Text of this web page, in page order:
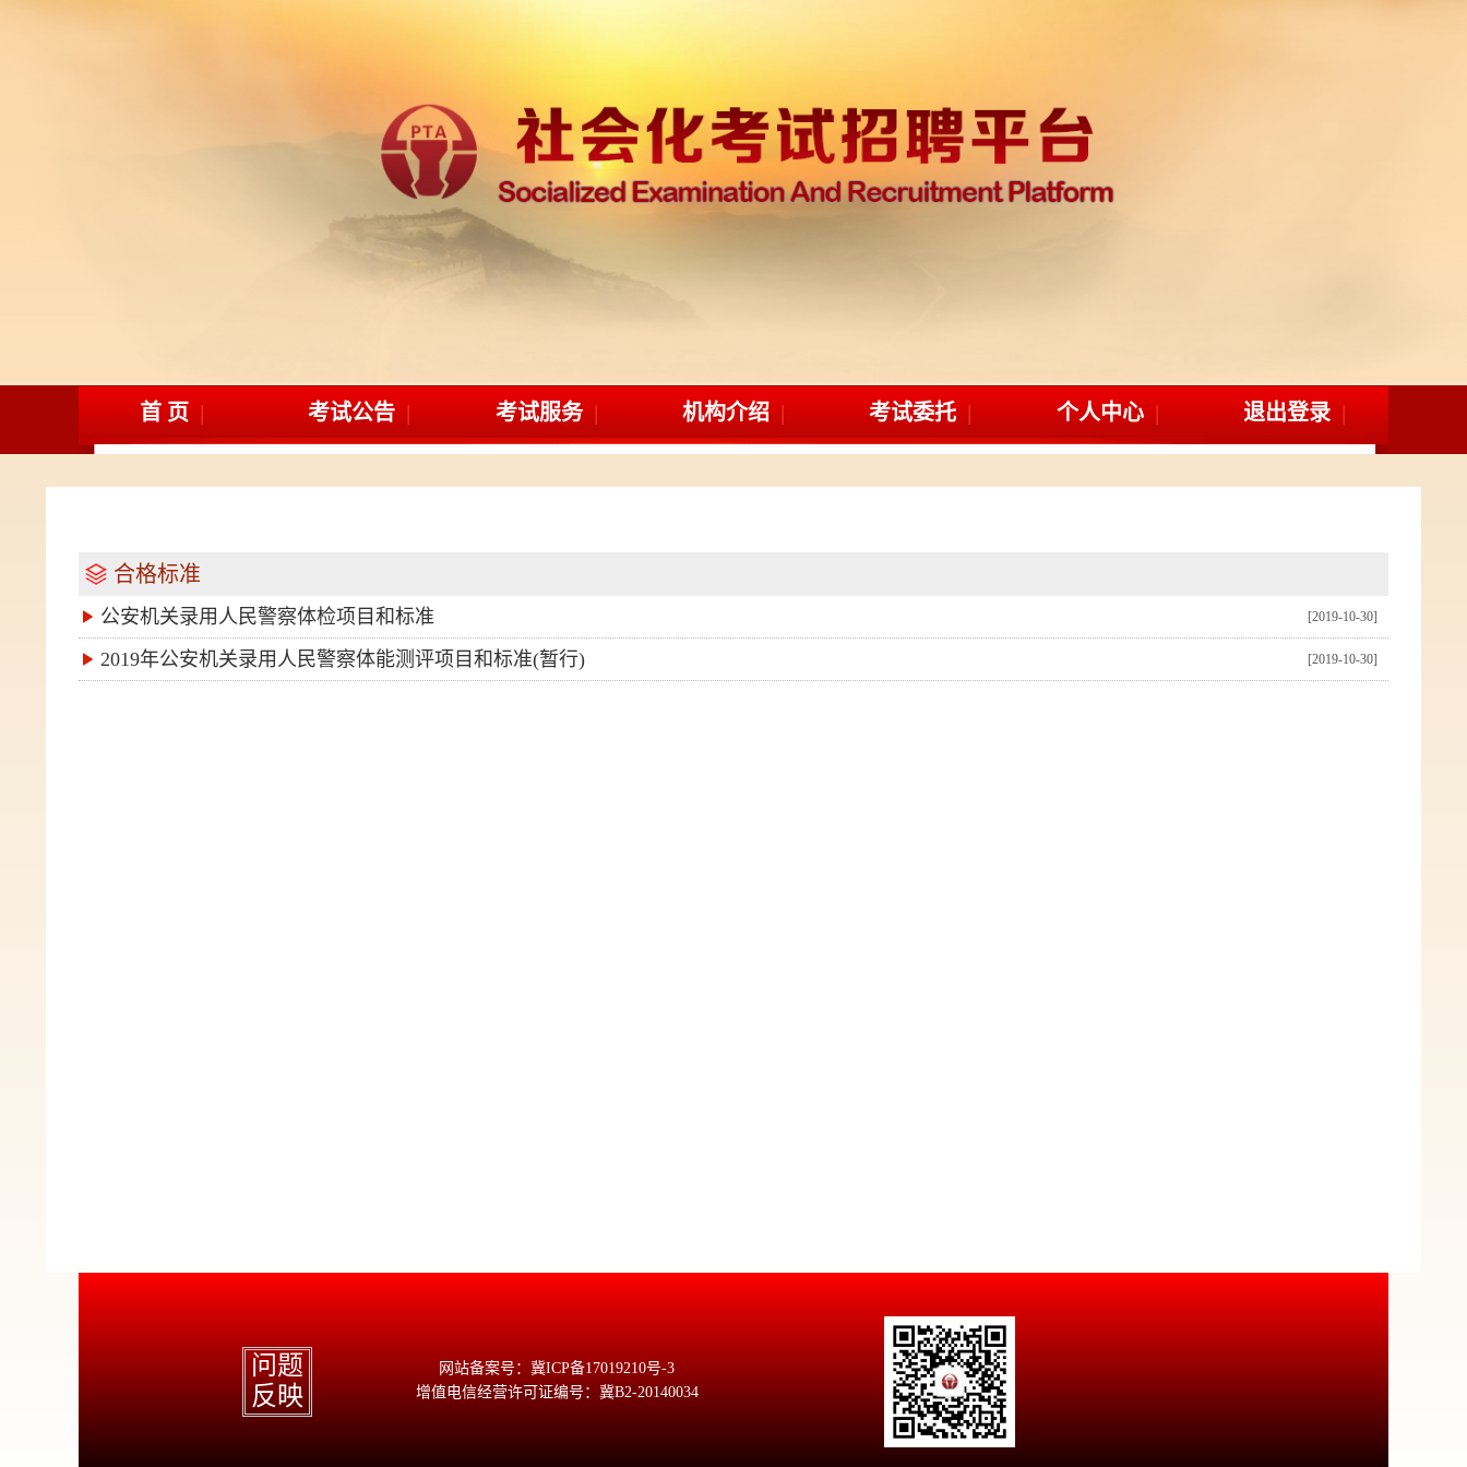
首 页 考试公告 考试服务 机构介绍 考试委托 个人中心 退出登录
合格标准
公安机关录用人民警察体检项目和标准 [2019-10-30]
2019年公安机关录用人民警察体能测评项目和标准(暂行) [2019-10-30]
问题
反映
网站备案号：冀ICP备17019210号-3
增值电信经营许可证编号：冀B2-20140034